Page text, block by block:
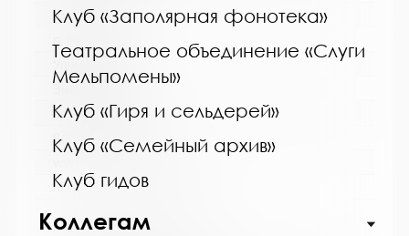
Клуб «Заполярная фонотека»
Театральное объединение «Слуги
Мельпомены»
Клуб «Гиря и сельдерей»
Клуб «Семейный архив»
Клуб гидов
Коллегам
Город:
Улица, дом:
Энергетиков, 7
Телефон:
8(81553) 6-36-69
http://murmashi-library.ru/